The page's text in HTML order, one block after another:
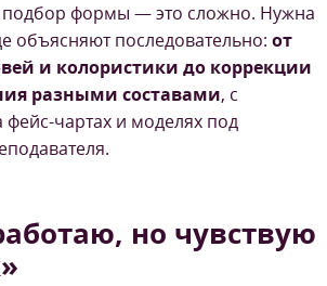
подбор формы — это сложно. Нужна
объясняют последовательно: от
и колористики до коррекции
разными составами, с
фейс-чартах и моделях под
но чувствую